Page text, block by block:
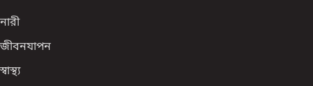
নারী
জীবনযাপন
স্বাস্থ্য